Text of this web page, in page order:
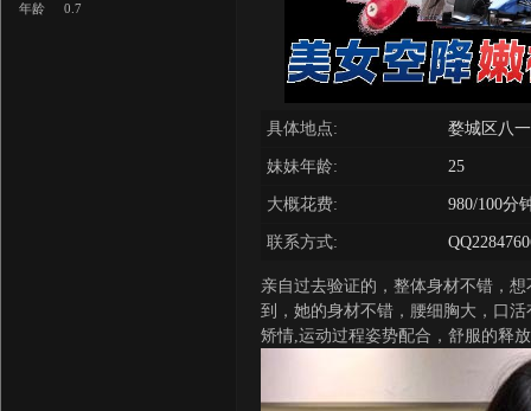
年龄
0.7
具体地点: 婺城区八
妹妹年龄: 25
大概花费: 980/100分
联系方式:
亲自过去验证的，整体身材不错，
到，她的身材不错，腰细胸大，口
矫情,运动过程姿势配合，舒服的释